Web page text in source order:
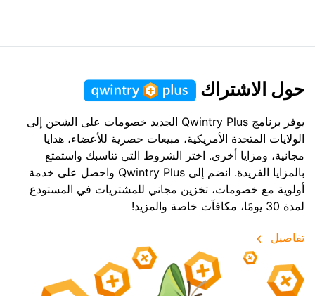
حول الاشتراك
يوفر برنامج Qwintry Plus الجديد خصومات على الشحن إلى
الولايات المتحدة الأمريكية، مبيعات حصرية للأعضاء، هدايا
مجانية، ومزايا أخرى. اختر الشروط التي تناسبك واستمتع
بالمزايا الفريدة. انضم إلى Qwintry Plus واحصل على خدمة
أولوية مع خصومات، تخزين مجاني للمشتريات في المستودع
لمدة 30 يومًا، مكافآت خاصة والمزيد!
تفاصيل